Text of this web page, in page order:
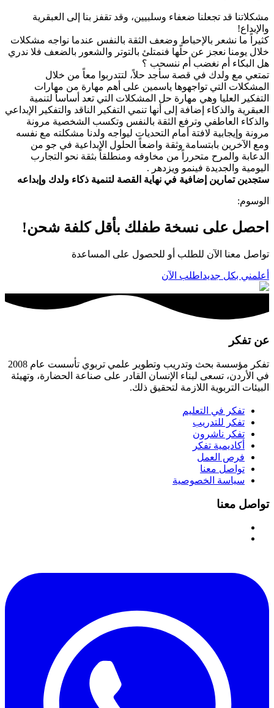
مشكلاتنا قد تجعلنا ضعفاء وسلبيين، وقد تقفز بنا إلى العبقرية
والإبداع!
كثيراً ما نشعر بالإحباط وضعف الثقة بالنفس عندما نواجه مشكلات
خلال يومنا نعجز عن حلّها فنمتلئ بالتوتر والشعور بالضعف فلا ندري
هل البكاء أم نغضب أم ننسحب ؟
تمتعي مع ولدك في قصة سأجد حلاً، لتتدربوا معاً من خلال
المشكلات التي تواجهوها ياسمين على أهم مهارة من مهارات
التفكير العليا وهي مهارة حل المشكلات التي تعد أساساً لتنمية
العبقرية والذكاء إضافة إلى أنها تنمي التفكير الناقد والتفكير الإبداعي
والذكاء العاطفي وترفع الثقة بالنفس وتكسب الشخصية مرونة
مرونة ‏وإيجابية لافتة أمام التحديات ليواجه ولدنا مشكلته مع نفسه
ومع الآخرين بابتسامة وثقة واضعاً الحلول الإبداعية في جو من
الدعابة والمرح متحرراً من مخاوفه ومنطلقاً بثقة نحو التجارب
اليومية والجديدة فينمو ويزدهر .
ستجدين تمارين إضافية في نهاية القصة لتنمية ذكاء ولدك وإبداعه
الوسوم:
احصل على نسخة طفلك بأقل كلفة شحن!
تواصل معنا الآن للطلب أو للحصول على المساعدة
أعلمني بكل جديد اطلب الآن
عن تفكر
تفكر مؤسسة بحث وتدريب وتطوير علمي تربوي تأسست عام 2008
في الأردن، تسعى لبناء الإنسان القادر على صناعة الحضارة، وتهيئة
البيئات التربوية اللازمة لتحقيق ذلك.
تفكر في التعليم
تفكر للتدريب
تفكر ناشرون
أكاديمية تفكر
فرص العمل
تواصل معنا
سياسة الخصوصية
تواصل معنا